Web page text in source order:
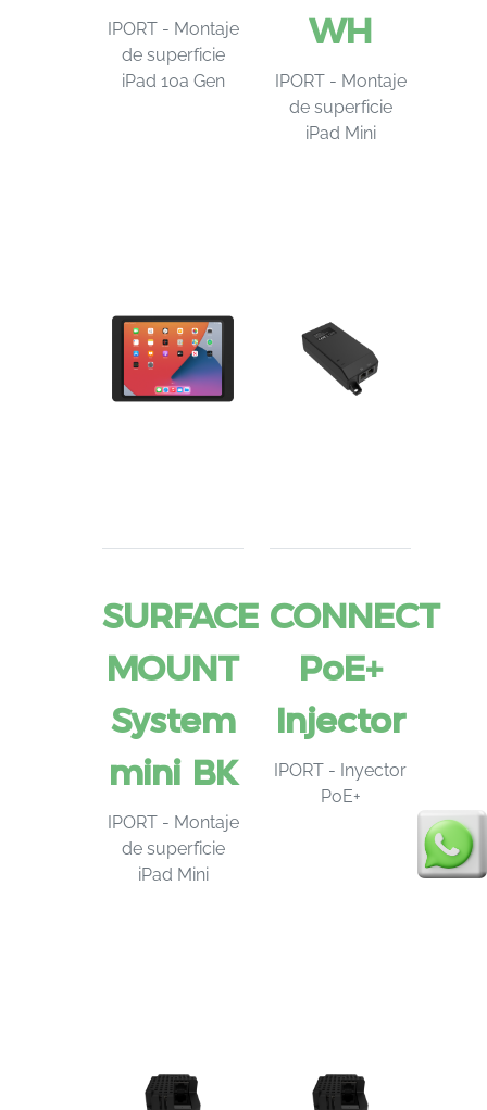
IPORT - Montaje
de superficie
iPad 10a Gen
WH
IPORT - Montaje
de superficie
iPad Mini
SURFACE
MOUNT
System
mini BK
IPORT - Montaje
de superficie
iPad Mini
CONNECT
PoE+
Injector
IPORT - Inyector
PoE+